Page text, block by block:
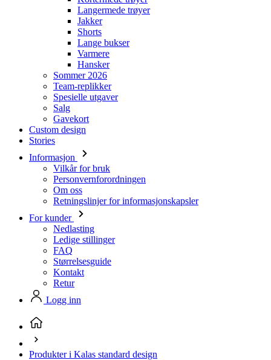
Langermede trøyer
Jakker
Shorts
Lange bukser
Varmere
Hansker
Sommer 2026
Team-replikker
Spesielle utgaver
Salg
Gavekort
Custom design
Stories
Informasjon
Vilkår for bruk
Personvernforordningen
Om oss
Retningslinjer for informasjonskapsler
For kunder
Nedlasting
Ledige stillinger
FAQ
Størrelsesguide
Kontakt
Retur
Logg inn
Produkter i Kalas standard design